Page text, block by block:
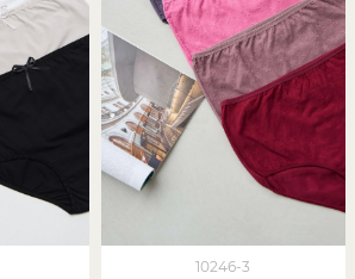
10246-3